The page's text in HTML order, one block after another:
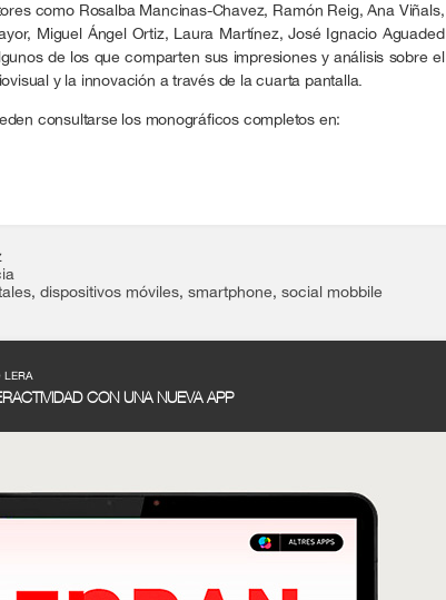
como Rosalba Mancinas-Chavez, Ramón Reig, Ana Viñals,
Miguel Ángel Ortiz, Laura Martínez, José Ignacio Aguaded
de los que comparten sus impresiones y análisis sobre el
y la innovación a través de la cuarta pantalla.
consultarse los monográficos completos en:
, dispositivos móviles, smartphone, social mobbile
LERA
CON UNA NUEVA APP